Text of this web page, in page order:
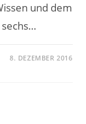
und dem
8. DEZEMBER 2016